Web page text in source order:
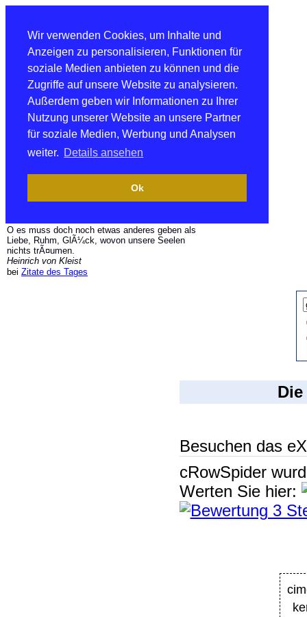
Wir verwenden Cookies, um Inhalte und
Anzeigen zu personalisieren, Funktionen für
soziale Medien anbieten zu können und die
Zugriffe auf unsere Website zu analysieren.
Außerdem geben wir Informationen zu Ihrer
Nutzung unserer Website an unsere Partner
für soziale Medien, Werbung und Analysen
weiter. Details ansehen
Ok
O es muss doch noch etwas anderes geben als
Liebe, Ruhm, GlÃ¼ck, wovon unsere Seelen
nichts trÃ¤umen.
Heinrich von Kleist
bei Zitate des Tages
Besuchen das
cRowSpider
Werten Sie hier: